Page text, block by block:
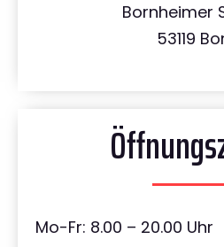
Bornheimer
53119
Mo-Fr: 8.00 – 20.00 Uhr